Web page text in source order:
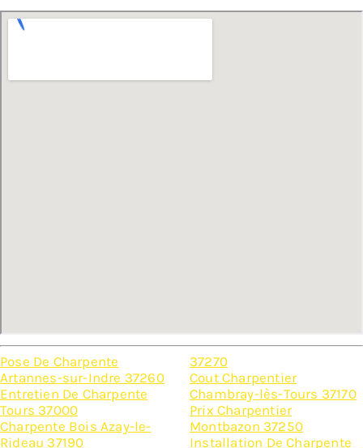
Pose De Charpente
Artannes-sur-Indre 37260
Entretien De Charpente
Tours 37000
Charpente Bois Azay-le-
Rideau 37190
37270
Cout Charpentier
Chambray-lès-Tours 37170
Prix Charpentier
Montbazon 37250
Installation De Charpente